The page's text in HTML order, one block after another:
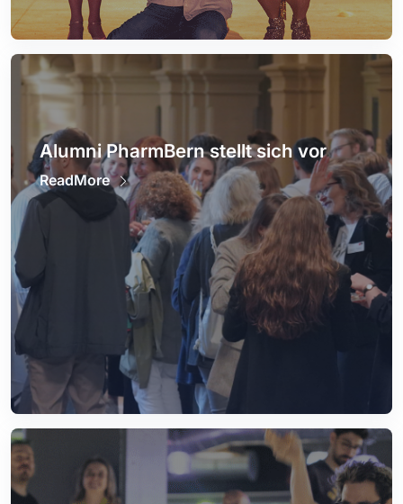
Alumni PharmBern stellt sich vor
ReadMore